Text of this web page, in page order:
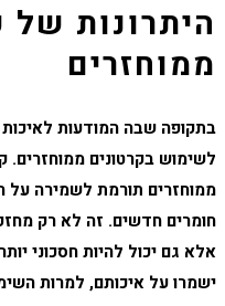
היתרונות של
ממוחזרים
בתקופה שבה המודעות לאיכות
לשימוש בקרטונים ממוחזרים.
ממוחזרים תורמת לשמירה על
חומרים חדשים. זה לא רק
אלא גם יכול להיות חסכוני
ישמרו על איכותם, למרות